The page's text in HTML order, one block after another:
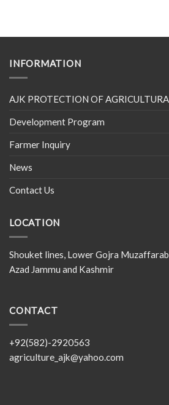
INFORMATION
AJK PROTECTION OF
Development Program
Farmer Inquiry
News
Contact Us
LOCATION
Shouket lines, Lower Gojra
Azad Jammu and Kashmir
CONTACT
+92(582)-2920563
agriculture_ajk@yahoo.com